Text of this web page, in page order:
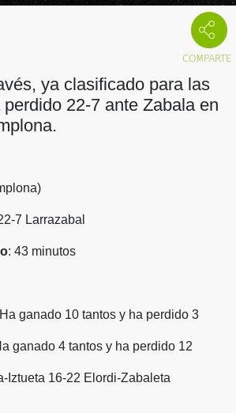
ya clasificado para las
22-7 ante Zabala en
7 Larrazabal
: 43 minutos
ganado 10 tantos y ha perdido 3
ganado 4 tantos y ha perdido 12
Iztueta 16-22 Elordi-Zabaleta